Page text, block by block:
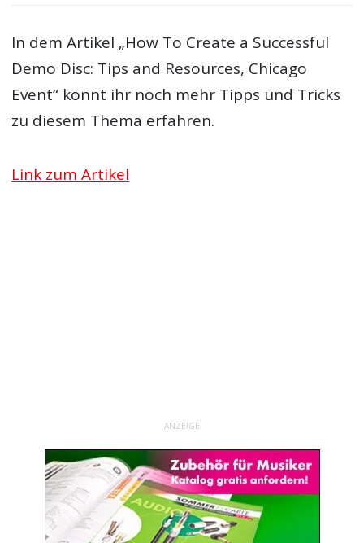
In dem Artikel „How To Create a Successful
Demo Disc: Tips and Resources, Chicago
Event“ könnt ihr noch mehr Tipps und Tricks
zu diesem Thema erfahren.
Link zum Artikel
ANZEIGE